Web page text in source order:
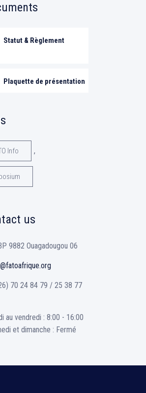
Statut & Règlement
Plaquette de présentation
Info ,
us
9882 Ouagadougou 06
70 24 84 79 / 25 38 77
au vendredi : 8:00 - 16:00
et dimanche : Fermé